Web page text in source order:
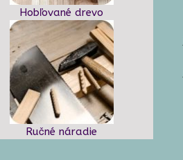
Hobľované drevo
Ručné náradie